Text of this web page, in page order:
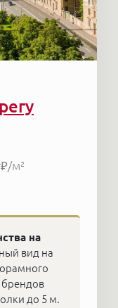
/м²
на
вид на
до 5 м.